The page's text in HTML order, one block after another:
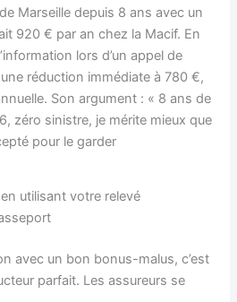
Marseille depuis 8 ans avec un
920 € par an chez la Macif. En
lors d’un appel de
réduction immédiate à 780 €,
Son argument : « 8 ans de
zéro sinistre, je mérite mieux que
pour le garder
utilisant votre relevé
avec un bon bonus-malus, c’est
parfait. Les assureurs se